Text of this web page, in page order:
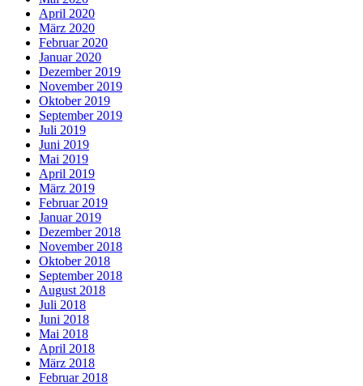
April 2020
März 2020
Februar 2020
Januar 2020
Dezember 2019
November 2019
Oktober 2019
September 2019
Juli 2019
Juni 2019
Mai 2019
April 2019
März 2019
Februar 2019
Januar 2019
Dezember 2018
November 2018
Oktober 2018
September 2018
August 2018
Juli 2018
Juni 2018
Mai 2018
April 2018
März 2018
Februar 2018